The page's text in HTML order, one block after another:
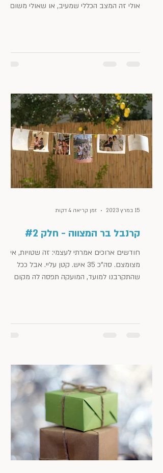
אולי זה המצב הכללי שמעיב, או שאולי משום
קרנבל בר המצווה - חלק #2
חודשים ארוכים אמרתי לעצמי: זה שטויות, אירוע
מצומצם. סה"כ 35 איש. קטן עליי. אבל ככל
שהתקרבנו למועד, המועקה תפסה לה מקום
15 במרץ 2023 זמן קריאה 4 דקות